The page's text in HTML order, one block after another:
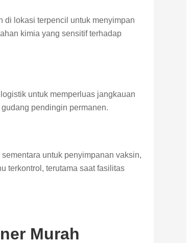
di lokasi terpencil untuk menyimpan
kimia yang sensitif terhadap
untuk memperluas jangkauan
pendingin permanen.
untuk penyimpanan vaksin,
terkontrol, terutama saat fasilitas
Murah